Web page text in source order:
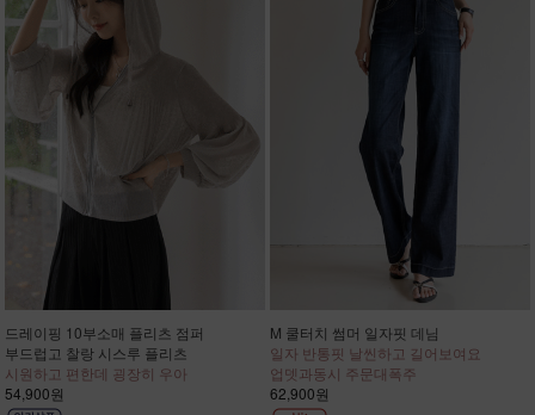
드레이핑 10부소매 플리츠 점퍼
부드럽고 찰랑 시스루 플리츠
시원하고 편한데 굉장히 우아
54,900원
M 쿨터치 썸머 일자핏 데님
일자 반통핏 날씬하고 길어보여요
업뎃과동시 주문대폭주
62,900원